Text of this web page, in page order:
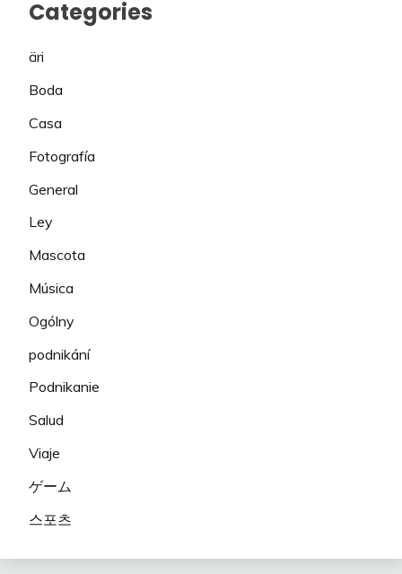
Categories
äri
Boda
Casa
Fotografía
General
Ley
Mascota
Música
Ogólny
podnikání
Podnikanie
Salud
Viaje
ゲーム
스포츠